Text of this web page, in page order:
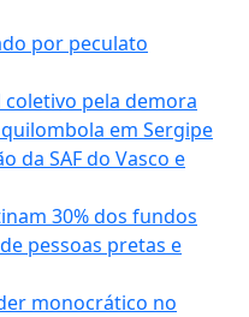
por peculato
coletivo pela demora
em Sergipe
da SAF do Vasco e
30% dos fundos
pessoas pretas e
monocrático no